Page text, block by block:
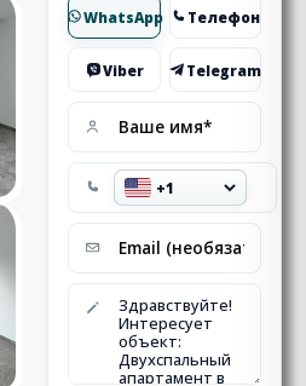
WhatsApp Телефон
Viber Telegram